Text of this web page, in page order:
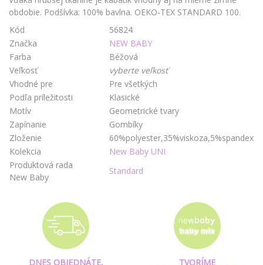
obdobie. Podšívka: 100% bavlna. OEKO-TEX STANDARD 100.
Kód
56824
Značka
NEW BABY
Farba
Béžová
Veľkosť
vyberte veľkosť
Vhodné pre
Pre všetkých
Podľa príležitosti
Klasické
Motív
Geometrické tvary
Zapínanie
Gombíky
Zloženie
60%polyester,35%viskoza,5%spandex
Kolekcia
New Baby UNI
Produktová rada
New Baby
Standard
DNES OBJEDNÁTE,
TVORÍME